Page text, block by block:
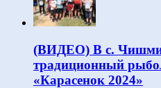
(ВИДЕО) В с.
традиционный
«Карасенок 2024»